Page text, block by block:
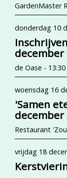
GardenMaster
donderdag 10
december
de Oase -
woensdag 16
'Samen
december
Restaurant
vrijdag 18